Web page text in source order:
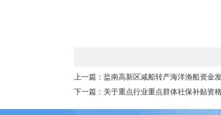
上一篇：盐南高新区减船转产海洋渔船资金
下一篇：关于重点行业重点群体社保补贴资